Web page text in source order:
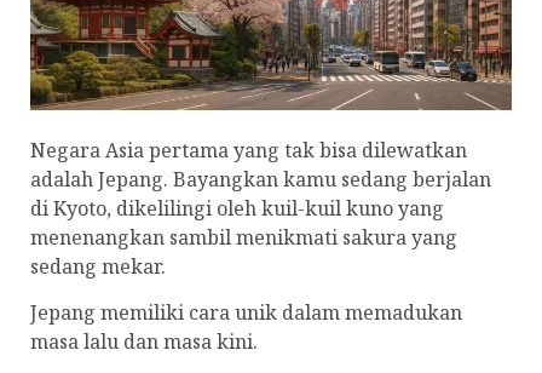
Negara Asia pertama yang tak bisa dilewatkan
adalah Jepang. Bayangkan kamu sedang berjalan
di Kyoto, dikelilingi oleh kuil-kuil kuno yang
menenangkan sambil menikmati sakura yang
sedang mekar.
Jepang memiliki cara unik dalam memadukan
masa lalu dan masa kini.